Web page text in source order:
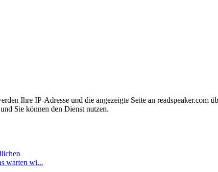
Ihre IP-Adresse und die angezeigte Seite an
Sie können den Dienst nutzen.
warten wi...